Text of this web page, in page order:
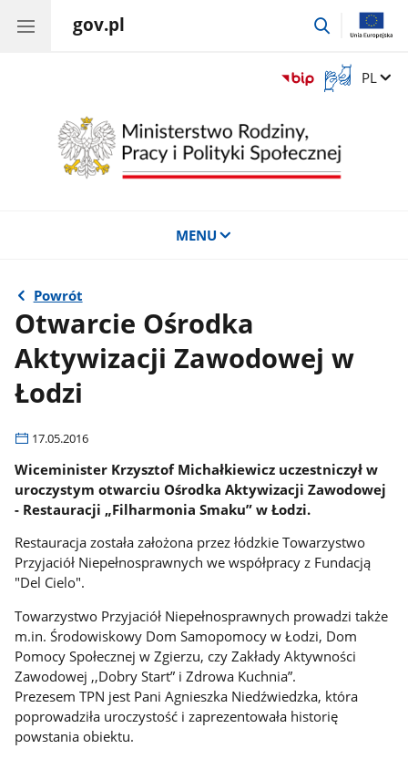
gov.pl
przejdź
Otwórz
okno
języka
migowego
Zmień
PL
MENU
Powrót
Otwarcie Ośrodka
Aktywizacji Zawodowej w
Łodzi
17.05.2016
Wiceminister Krzysztof Michałkiewicz uczestniczył w
uroczystym otwarciu Ośrodka Aktywizacji Zawodowej
- Restauracji „Filharmonia Smaku” w Łodzi.
Restauracja została założona przez łódzkie Towarzystwo
Przyjaciół Niepełnosprawnych we współpracy z Fundacją
"Del Cielo".
Towarzystwo Przyjaciół Niepełnosprawnych prowadzi także
m.in. Środowiskowy Dom Samopomocy w Łodzi, Dom
Pomocy Społecznej w Zgierzu, czy Zakłady Aktywności
Zawodowej ,,Dobry Start” i Zdrowa Kuchnia”.
Prezesem TPN jest Pani Agnieszka Niedźwiedzka, która
poprowadziła uroczystość i zaprezentowała historię
powstania obiektu.